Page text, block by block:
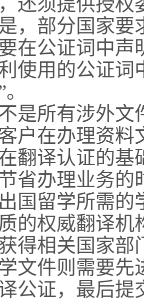
，部分国家
在公证词中
使用的公证词
是所有涉外文
户在办理资
翻译认证的基
省办理业务的
国留学所需的
的权威翻译机
得相关国家
文件则需要先
公证，最后提